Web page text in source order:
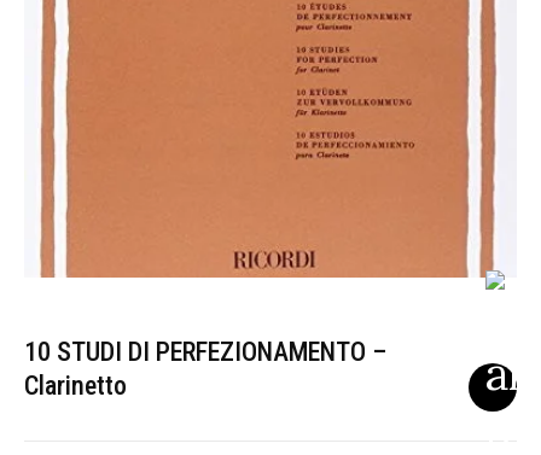
10 STUDI DI PERFEZIONAMENTO –
Clarinetto